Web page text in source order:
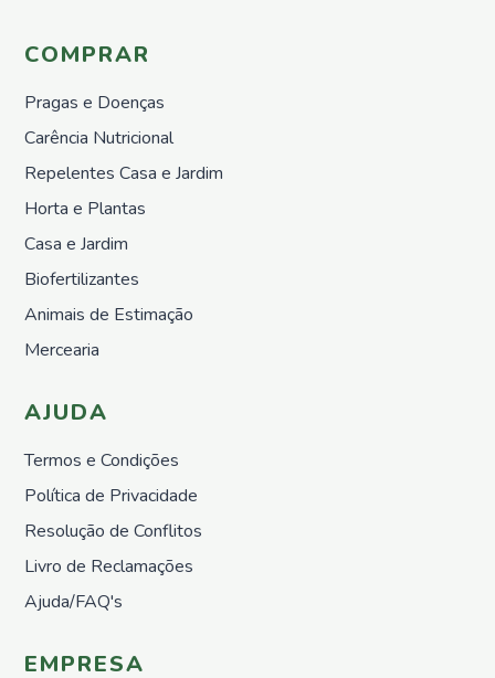
COMPRAR
Pragas e Doenças
Carência Nutricional
Repelentes Casa e Jardim
Horta e Plantas
Casa e Jardim
Biofertilizantes
Animais de Estimação
Mercearia
AJUDA
Termos e Condições
Política de Privacidade
Resolução de Conflitos
Livro de Reclamações
Ajuda/FAQ's
EMPRESA